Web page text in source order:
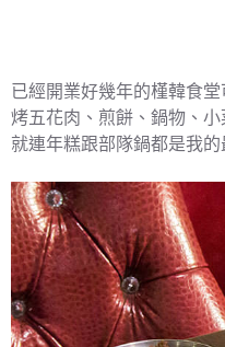
已經開業好幾年的槿韓食
烤五花肉、煎餅、鍋物、
就連年糕跟部隊鍋都是我的